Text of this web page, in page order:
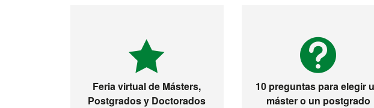
Feria virtual de Másters,
Postgrados y Doctorados
10 preguntas para elegir
máster o un postgrado